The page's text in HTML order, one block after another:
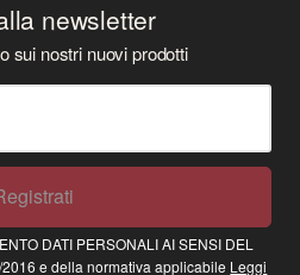
newsletter
sui nostri nuovi prodotti
DATI PERSONALI AI SENSI DEL
e della normativa applicabile Leggi